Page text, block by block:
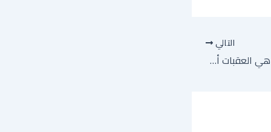
التالي
الاقتصاد الفلسطيني: ما هي العقبات أمام المشاريع الصغيرة والمتوسطة.. وأي مستقبل للقطاع الخاص؟